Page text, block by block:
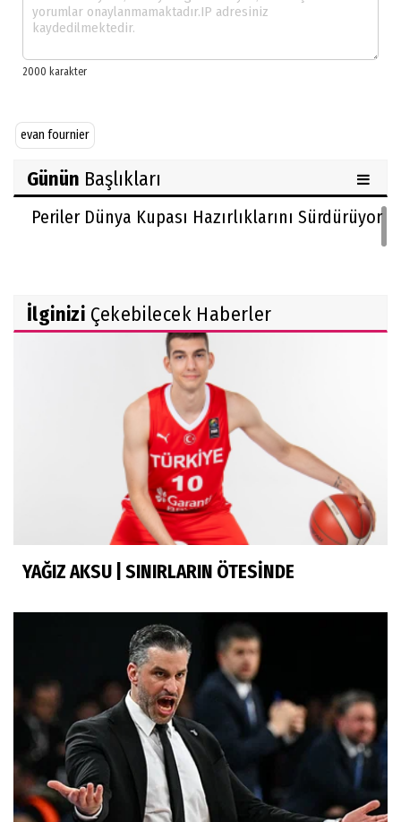
evan fournier
Günün Başlıkları
Periler Dünya Kupası Hazırlıklarını Sürdürüyor
İlginizi Çekebilecek Haberler
YAĞIZ AKSU | SINIRLARIN ÖTESİNDE